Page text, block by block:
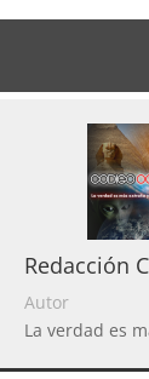
Redacción
Autor
La verdad es